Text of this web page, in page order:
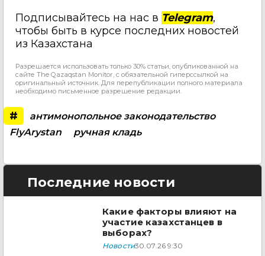
Подписывайтесь на нас в Telegram,
чтобы быть в курсе последних новостей
из Казахстана
Разрешается использовать только 30% статьи, опубликованной на
сайте The Qazaqstan Monitor, с обязательной гиперссылкой на
оригинальный источник. Для перепубликации полного материала
необходимо письменное разрешение редакции.
#
антимонопольное законодательство
FlyArystan
ручная кладь
Последние новости
Какие факторы влияют на
участие казахстанцев в
выборах?
Новости30.07.26 9:30